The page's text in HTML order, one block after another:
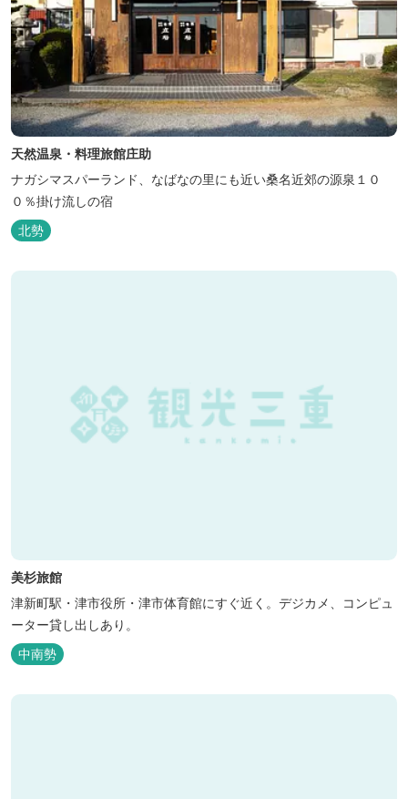
天然温泉・料理旅館庄助
ナガシマスパーランド、なばなの里にも近い桑名近郊の源泉１０
０％掛け流しの宿
北勢
美杉旅館
津新町駅・津市役所・津市体育館にすぐ近く。デジカメ、コンピュ
ーター貸し出しあり。
中南勢